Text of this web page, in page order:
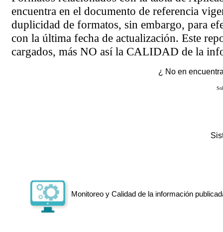
encuentra en el documento de referencia
duplicidad de formatos, sin embargo, para
con la última fecha de actualización. Este
cargados, más NO así la CALIDAD de la
¿ No en
Monitoreo y Calidad de la información